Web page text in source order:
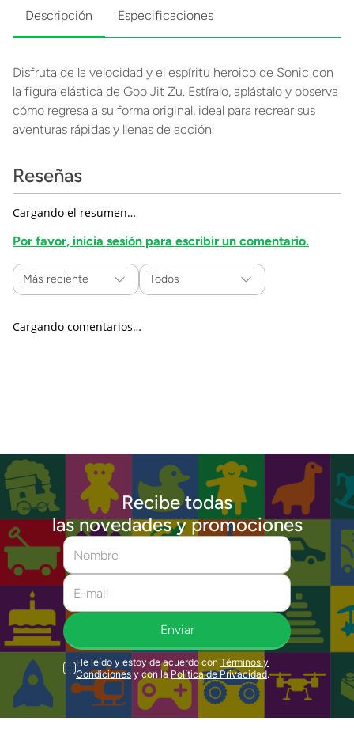
Descripción Especificaciones
Disfruta de la velocidad y el espíritu heroico de Sonic con
la figura elástica de Goo Jit Zu. Estíralo, aplástalo y observa
cómo regresa a su forma original, ideal para recrear sus
aventuras rápidas y llenas de acción.
Reseñas
Cargando el resumen…
Por favor, inicia sesión para escribir un comentario.
Más reciente Todos
Cargando comentarios…
Recibe todas
las novedades y promociones
Enviar
He leído y estoy de acuerdo con Términos y
Condiciones y con la Política de Privacidad.